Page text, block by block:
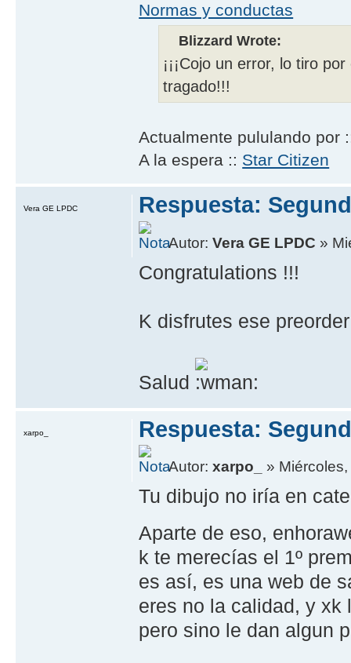
Normas y conductas
Blizzard Wrote:
¡¡¡Cojo un error, lo tiro
tragado!!!
Actualmente pululando por
A la espera :: Star Citizen
Respuesta:
Autor:Vera GE LPDC »
Congratulations !!!
K disfrutes ese
Salud
Vera GE LPDC
Respuesta:
Autor:xarpo_ »
Tu dibujo no irí­a en
Aparte de eso,
k te merecí­as el 1º
es así­, es una web de
eres no la calidad, y xk
pero sino le dan algun
xarpo_